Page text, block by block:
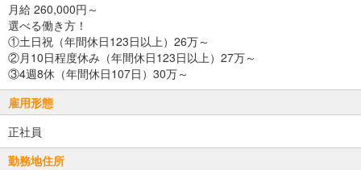
月給 260,000円～
選べる働き方！
①土日祝（年間休日123日以上）26万～
②月10日程度休み（年間休日123日以上）27万～
③4週8休（年間休日107日）30万～
雇用形態
正社員
勤務地住所